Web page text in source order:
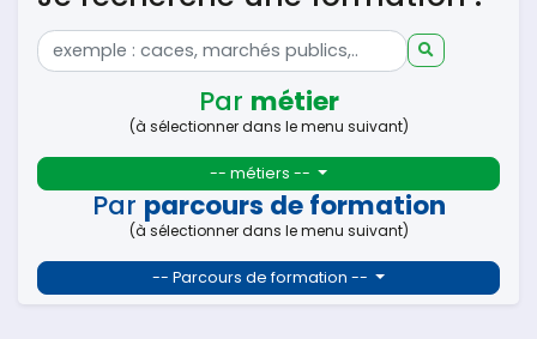
Par métier
(à sélectionner dans le menu suivant)
-- métiers --
Par parcours de formation
(à sélectionner dans le menu suivant)
-- Parcours de formation --